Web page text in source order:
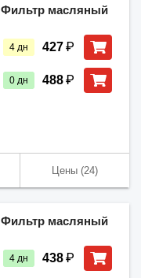
Фильтр масляный
4 дн 427₽
0 дн 488₽
Цены (24)
Фильтр масляный
4 дн 438₽